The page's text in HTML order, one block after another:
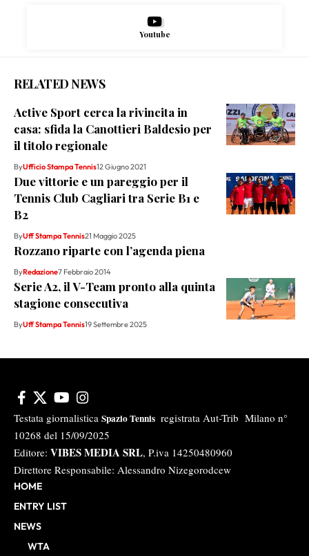
Youtube
RELATED NEWS
Active Sport cerca la rivincita in
casa: sfida la Canottieri Baldesio per
il titolo regionale
ByUfficio Stampa Tennis12 Giugno 2021
Due vittorie e un pareggio per il
Tennis Club Cagliari tra Serie B1 e
B2
ByUff Stampa Tennis21 Maggio 2025
Rozzano riparte con l’agenda piena
ByRedazione7 Febbraio 2014
Serie A2, il V-Team pronto alla quinta
stagione consecutiva
ByUff Stampa Tennis19 Settembre 2025
Testata giornalistica Spazio Tennis registrata Aut-Trib Milano n°
10268 del 15/09/2025
Editore: VIBES MEDIA SRL, P.iva 14250480960
Direttore Responsabile: Alessandro Nizegorodcew
HOME
ENTRY LIST
NEWS
WTA